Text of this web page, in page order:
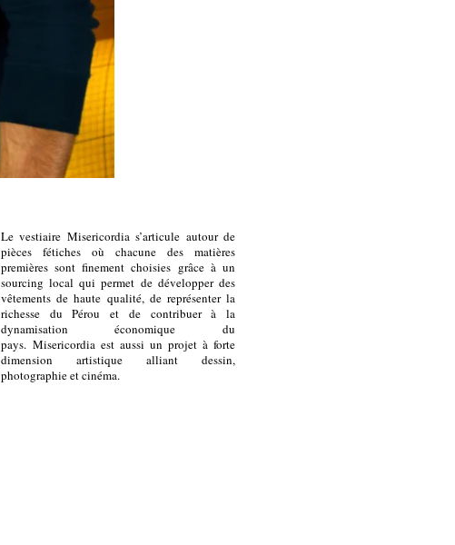
Le vestiaire Misericordia s’articule autour de
pièces fétiches où chacune des matières
premières sont finement choisies grâce à un
sourcing local qui permet de développer des
vêtements de haute qualité, de représenter la
richesse du Pérou et de contribuer à la
dynamisation économique du
pays. Misericordia est aussi un projet à forte
dimension artistique alliant dessin,
photographie et cinéma.